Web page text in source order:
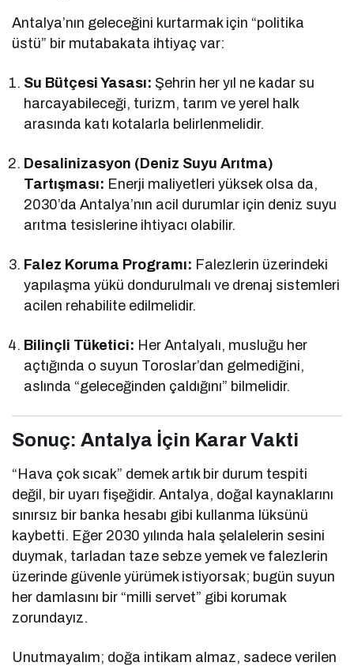
Antalya’nın geleceğini kurtarmak için “politika
üstü” bir mutabakata ihtiyaç var:
Su Bütçesi Yasası: Şehrin her yıl ne kadar su
harcayabileceği, turizm, tarım ve yerel halk
arasında katı kotalarla belirlenmelidir.
Desalinizasyon (Deniz Suyu Arıtma)
Tartışması: Enerji maliyetleri yüksek olsa da,
2030’da Antalya’nın acil durumlar için deniz suyu
arıtma tesislerine ihtiyacı olabilir.
Falez Koruma Programı: Falezlerin üzerindeki
yapılaşma yükü dondurulmalı ve drenaj sistemleri
acilen rehabilite edilmelidir.
Bilinçli Tüketici: Her Antalyalı, musluğu her
açtığında o suyun Toroslar’dan gelmediğini,
aslında “geleceğinden çaldığını” bilmelidir.
Sonuç: Antalya İçin Karar Vakti
“Hava çok sıcak” demek artık bir durum tespiti
değil, bir uyarı fişeğidir. Antalya, doğal kaynaklarını
sınırsız bir banka hesabı gibi kullanma lüksünü
kaybetti. Eğer 2030 yılında hala şelalelerin sesini
duymak, tarladan taze sebze yemek ve falezlerin
üzerinde güvenle yürümek istiyorsak; bugün suyun
her damlasını bir “milli servet” gibi korumak
zorundayız.
Unutmayalım; doğa intikam almaz, sadece verilen